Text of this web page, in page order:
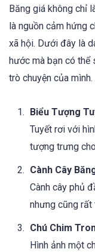
Băng giá không chỉ
là nguồn cảm hứng
xã hội. Dưới đây là
hước mà bạn có thể
trò chuyện của mình.
Biểu Tượng
Tuyết rơi với
tượng trưng
Cành Cây
Cành cây phủ
nhưng cũng rất
Chú Chim
Hình ảnh một